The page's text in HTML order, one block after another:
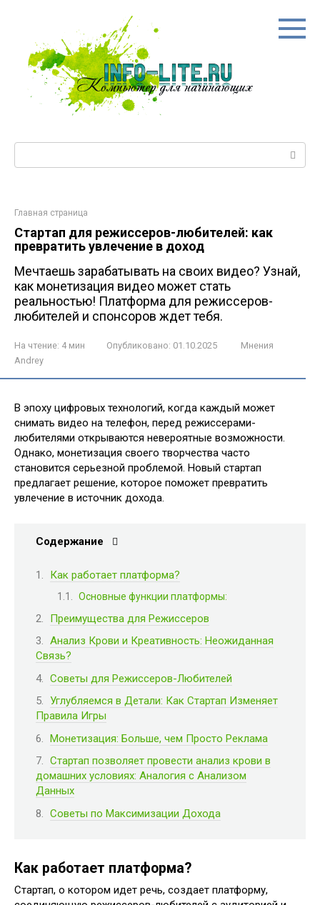
Главная страница
Стартап для режиссеров-любителей: как
превратить увлечение в доход
Мечтаешь зарабатывать на своих видео? Узнай,
как монетизация видео может стать
реальностью! Платформа для режиссеров-
любителей и спонсоров ждет тебя.
На чтение: 4 мин Опубликовано: 01.10.2025
Мнения
Andrey
В эпоху цифровых технологий, когда каждый может
снимать видео на телефон, перед режиссерами-
любителями открываются невероятные возможности.
Однако, монетизация своего творчества часто
становится серьезной проблемой. Новый стартап
предлагает решение, которое поможет превратить
увлечение в источник дохода.
Содержание
Как работает платформа?
Основные функции платформы:
Преимущества для Режиссеров
Анализ Крови и Креативность: Неожиданная
Связь?
Советы для Режиссеров-Любителей
Углубляемся в Детали: Как Стартап Изменяет
Правила Игры
Монетизация: Больше, чем Просто Реклама
Стартап позволяет провести анализ крови в
домашних условиях: Аналогия с Анализом
Данных
Советы по Максимизации Дохода
Как работает платформа?
Стартап, о котором идет речь, создает платформу,